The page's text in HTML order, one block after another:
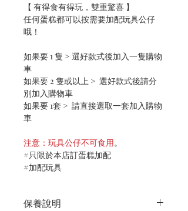
【 有得食有得玩，雙重驚喜 】
任何蛋糕都可以按需要加配玩具公仔
哦！
如果要 1 隻 > 選好款式後加入一隻購物
車
如果要 2 隻或以上 > 選好款式後請分
別加入購物車
如果要 1套 > 請直接選取一套加入購物
車
注意：玩具公仔不可食用。
#只限於本店訂蛋糕加配
#加配玩具
保養說明